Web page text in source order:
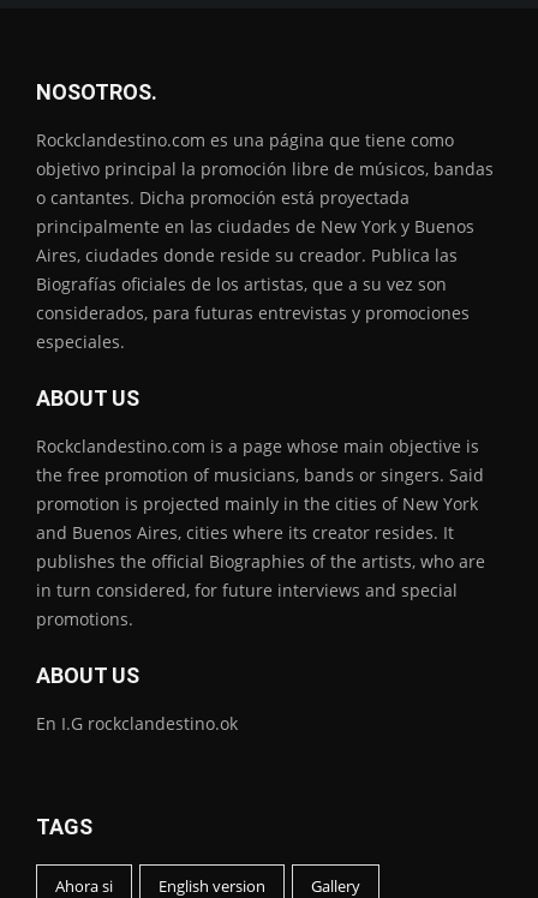
NOSOTROS.
Rockclandestino.com es una página que tiene como
objetivo principal la promoción libre de músicos, bandas
o cantantes. Dicha promoción está proyectada
principalmente en las ciudades de New York y Buenos
Aires, ciudades donde reside su creador. Publica las
Biografías oficiales de los artistas, que a su vez son
considerados, para futuras entrevistas y promociones
especiales.
ABOUT US
Rockclandestino.com is a page whose main objective is
the free promotion of musicians, bands or singers. Said
promotion is projected mainly in the cities of New York
and Buenos Aires, cities where its creator resides. It
publishes the official Biographies of the artists, who are
in turn considered, for future interviews and special
promotions.
ABOUT US
En I.G rockclandestino.ok
TAGS
Ahora si English version Gallery